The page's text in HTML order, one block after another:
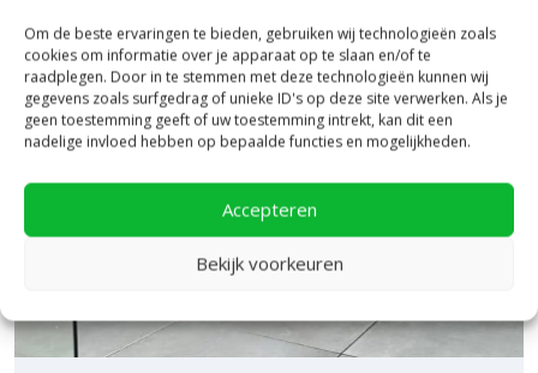
Om de beste ervaringen te bieden, gebruiken wij technologieën zoals
cookies om informatie over je apparaat op te slaan en/of te
raadplegen. Door in te stemmen met deze technologieën kunnen wij
gegevens zoals surfgedrag of unieke ID's op deze site verwerken. Als je
geen toestemming geeft of uw toestemming intrekt, kan dit een
nadelige invloed hebben op bepaalde functies en mogelijkheden.
Accepteren
Bekijk voorkeuren